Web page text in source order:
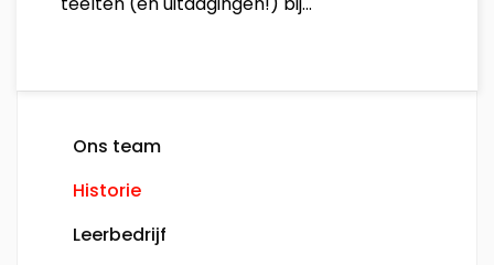
Ons team
Historie
Leerbedrijf